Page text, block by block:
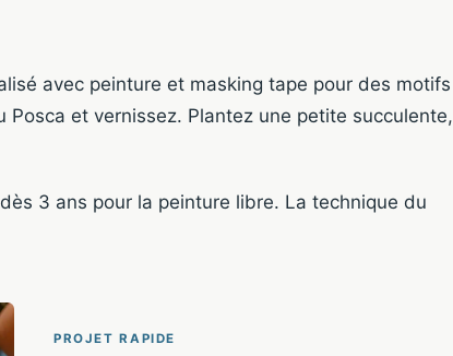
avec peinture et masking tape pour des motifs
et vernissez. Plantez une petite succulente,
3 ans pour la peinture libre. La technique du
PROJET RAPIDE